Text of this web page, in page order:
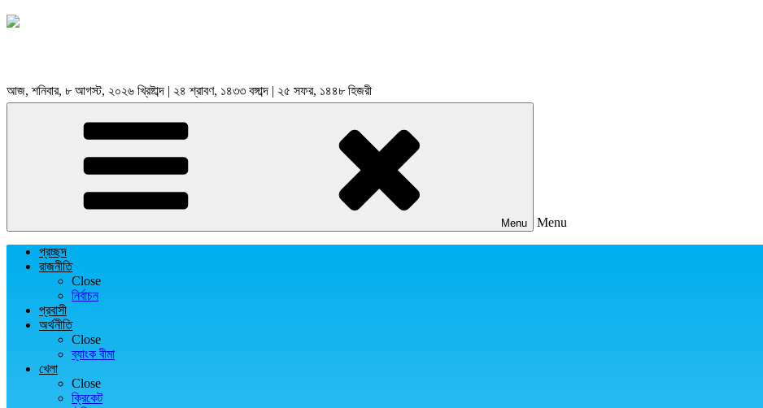
আজ, শনিবার, ৮ আগস্ট, ২০২৬ খ্রিষ্টাব্দ | ২৪ শ্রাবণ, ১৪৩৩ বঙ্গাব্দ | ২৫ সফর, ১৪৪৮ হিজরী
Menu Menu
প্রচ্ছদ
রাজনীতি
Close
নির্বাচন
প্রবাসী
অর্থনীতি
Close
ব্যাংক বীমা
খেলা
Close
ক্রিকেট